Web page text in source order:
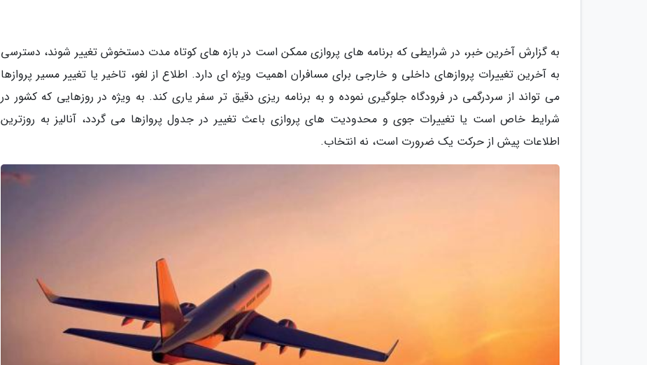
به گزارش آخرین خبر، در شرایطی که برنامه های پروازی ممکن است در بازه های کوتاه مدت دستخوش تغییر شوند، دسترسی
به آخرین تغییرات پروازهای داخلی و خارجی برای مسافران اهمیت ویژه ای دارد. اطلاع از لغو، تاخیر یا تغییر مسیر پروازها
می تواند از سردرگمی در فرودگاه جلوگیری نموده و به برنامه ریزی دقیق تر سفر یاری کند. به ویژه در روزهایی که کشور در
شرایط خاص است یا تغییرات جوی و محدودیت های پروازی باعث تغییر در جدول پروازها می گردد، آنالیز به روزترین
اطلاعات پیش از حرکت یک ضرورت است، نه انتخاب.